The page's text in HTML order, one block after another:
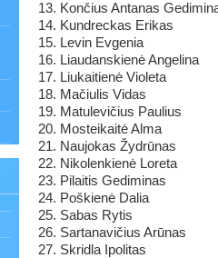
Končius Antanas
Kundreckas Erikas
Levin Evgenia
Liaudanskienė Angelina
Liukaitienė Violeta
Mačiulis Vidas
Matulevičius Paulius
Mosteikaitė Alma
Naujokas Žydrūnas
Nikolenkienė Loreta
Pilaitis Gediminas
Poškienė Dalia
Sabas Rytis
Sartanavičius Arūnas
Skridla Ipolitas